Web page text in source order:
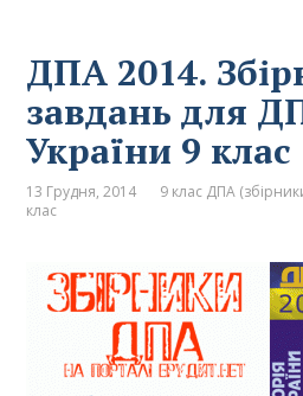
ДПА 2014.
завдань для
України 9 клас
13 Грудня, 2014 9 клас ДПА
клас